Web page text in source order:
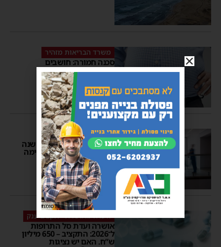
משרד הבריאות מזהיר
סכנה חמורה: חושבים
להרזות? לא בדרך הזו
13:26
עצוב
מגיפת החצבת: פעוט בן שנה
וחצי נפטר – אשדוד ברשימה
האדומה
מנחם דויטש 15:48
וועדה מאושרת - תקציב ענק
אושרה ועדת סל התרופות
ל־2026: התקציב – 650 מיליון
ש”ח. האם יש נציגות
פרסומת